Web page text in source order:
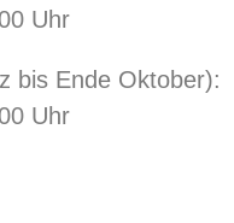
Uhr
bis Ende Oktober):
Uhr